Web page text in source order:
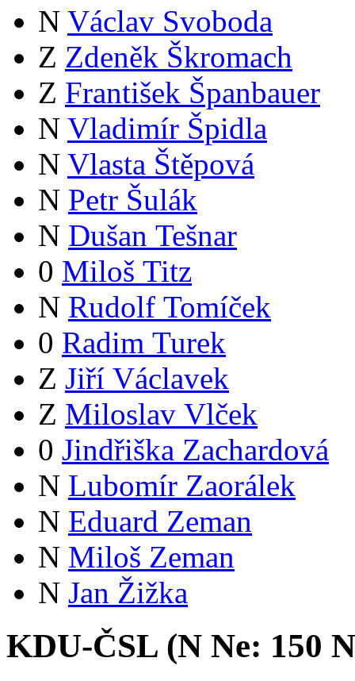
N Václav Svoboda
Z Zdeněk Škromach
Z František Španbauer
N Vladimír Špidla
N Vlasta Štěpová
N Petr Šulák
N Dušan Tešnar
0 Miloš Titz
N Rudolf Tomíček
0 Radim Turek
Z Jiří Václavek
Z Miloslav Vlček
0 Jindřiška Zachardová
N Lubomír Zaorálek
N Eduard Zeman
N Miloš Zeman
N Jan Žižka
KDU-ČSL (N Ne: 150